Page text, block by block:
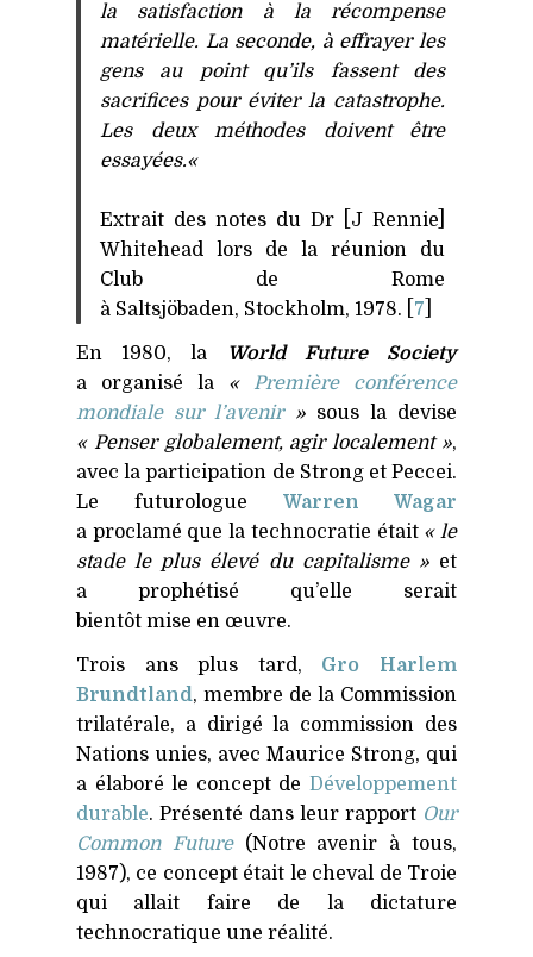
la satisfaction à la récompense
matérielle. La seconde, à effrayer les
gens au point qu’ils fassent des
sacrifices pour éviter la catastrophe.
Les deux méthodes doivent être
essayées.«
Extrait des notes du Dr [J Rennie]
Whitehead lors de la réunion du
Club de Rome
à Saltsjöbaden, Stockholm, 1978. [ 7
En 1980, la
World Future Society
a organisé la « Première conférence
mondiale sur l’avenir»sous la devise
« Penser globalement, agir localement »,
avec la participation de Strong et Peccei.
Le futurologue Warren Wagar
a proclamé que la technocratie était « le
stade le plus élevé du capitalisme »et
a prophétisé qu’elle serait
bientôt mise en œuvre.
Trois ans plus tard, Gro Harlem
Brundtland, membre de la Commission
trilatérale, a dirigé la commission des
Nations unies, avec Maurice Strong, qui
a élaboré le concept de Développement
durable. Présenté dans leur rapport Our
Common Future(Notre avenir à tous,
1987), ce concept était le cheval de Troie
qui allait faire de la dictature
technocratique une réalité.